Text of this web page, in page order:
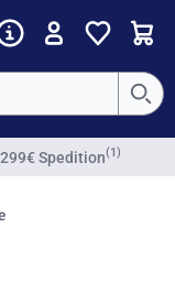
Spedition(1)